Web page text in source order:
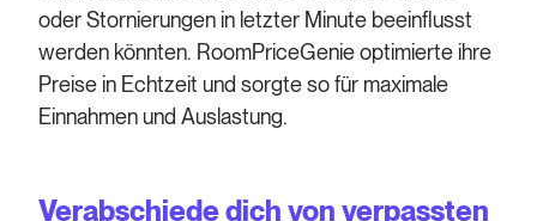
oder Stornierungen in letzter Minute beeinflusst
werden könnten. RoomPriceGenie optimierte ihre
Preise in Echtzeit und sorgte so für maximale
Einnahmen und Auslastung.
Verabschiede dich von verpassten